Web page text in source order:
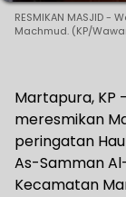
RESMIKAN MASJID
Machmud. (KP/
Martapura, KP
meresmikan
peringatan
As-Samman
Kecamatan